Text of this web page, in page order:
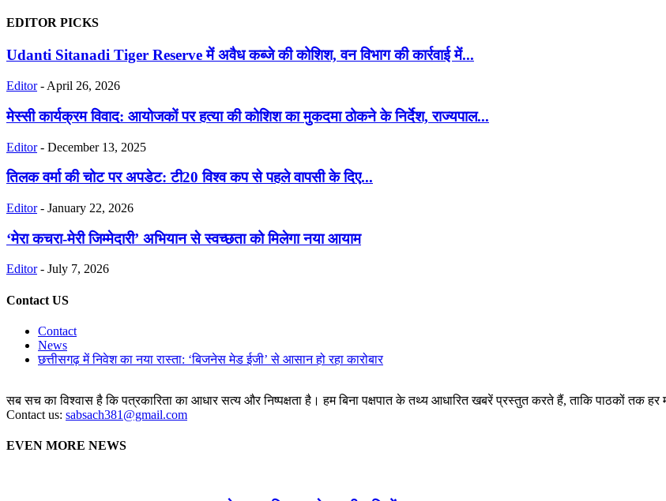
EDITOR PICKS
Udanti Sitanadi Tiger Reserve में अवैध कब्जे की कोशिश, वन विभाग की कार्रवाई में...
Editor - April 26, 2026
मेस्सी कार्यक्रम विवाद: आयोजकों पर हत्या की कोशिश का मुकदमा ठोकने के निर्देश, राज्यपाल...
Editor - December 13, 2025
तिलक वर्मा की चोट पर अपडेट: टी20 विश्व कप से पहले वापसी के दिए...
Editor - January 22, 2026
‘मेरा कचरा-मेरी जिम्मेदारी’ अभियान से स्वच्छता को मिलेगा नया आयाम
Editor - July 7, 2026
Contact US
Contact
News
छत्तीसगढ़ में निवेश का नया रास्ता: ‘बिजनेस मेड ईजी’ से आसान हो रहा कारोबार
सब सच का विश्वास है कि पत्रकारिता का आधार सत्य और निष्पक्षता है। हम बिना पक्षपात के तथ्य आधारित खबरें प्रस्तुत करते हैं, ताकि पाठकों तक हर
Contact us: sabsach381@gmail.com
EVEN MORE NEWS